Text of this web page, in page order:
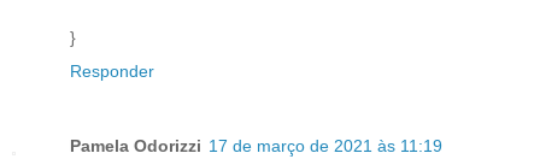
}
Responder
Pamela Odorizzi 17 de março de 2021 às 11:19